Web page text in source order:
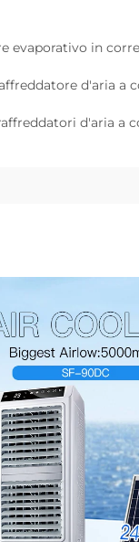
evaporativo in
d'aria a
d'aria a